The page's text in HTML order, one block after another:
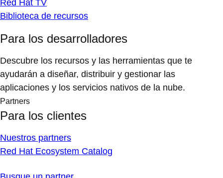
Red Hat TV
Biblioteca de recursos
Para los desarrolladores
Descubre los recursos y las herramientas que te
ayudarán a diseñar, distribuir y gestionar las
aplicaciones y los servicios nativos de la nube.
Partners
Para los clientes
Nuestros partners
Red Hat Ecosystem Catalog